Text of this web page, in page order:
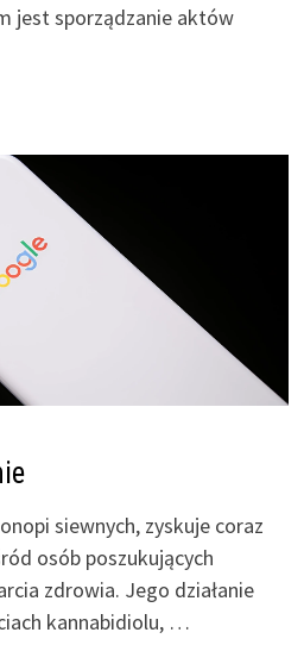
jest sporządzanie aktów
siewnych, zyskuje coraz
osób poszukujących
zdrowia. Jego działanie
kannabidiolu, …